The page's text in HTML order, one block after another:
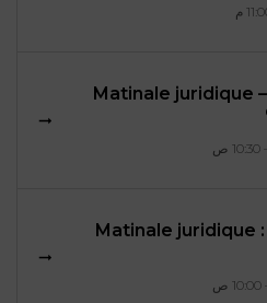
Matinale juridique –
Matinale juridique